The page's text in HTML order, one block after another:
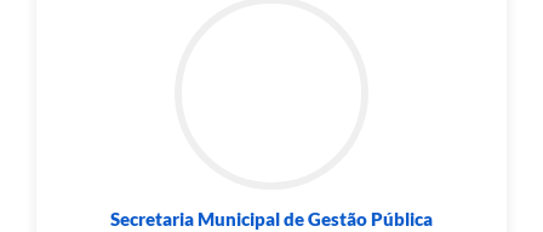
Secretaria Municipal de Gestão Pública